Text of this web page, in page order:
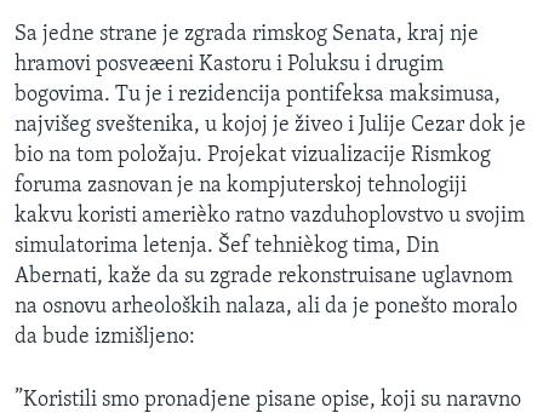
Sa jedne strane je zgrada rimskog Senata, kraj nje
hramovi posveæeni Kastoru i Poluksu i drugim
bogovima. Tu je i rezidencija pontifeksa maksimusa,
najvišeg sveštenika, u kojoj je živeo i Julije Cezar dok je
bio na tom položaju. Projekat vizualizacije Rismkog
foruma zasnovan je na kompjuterskoj tehnologiji
kakvu koristi amerièko ratno vazduhoplovstvo u svojim
simulatorima letenja. Šef tehnièkog tima, Din
Abernati, kaže da su zgrade rekonstruisane uglavnom
na osnovu arheoloških nalaza, ali da je ponešto moralo
da bude izmišljeno:
”Koristili smo pronadjene pisane opise, koji su naravno